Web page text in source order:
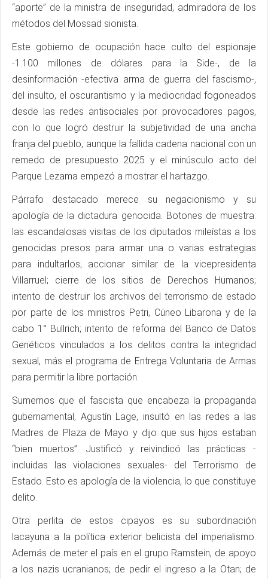
“aporte” de la ministra de inseguridad, admiradora de los
métodos del Mossad sionista.
Este gobierno de ocupación hace culto del espionaje
-1.100 millones de dólares para la Side-, de la
desinformación -efectiva arma de guerra del fascismo-,
del insulto, el oscurantismo y la mediocridad fogoneados
desde las redes antisociales por provocadores pagos,
con lo que logró destruir la subjetividad de una ancha
franja del pueblo, aunque la fallida cadena nacional con un
remedo de presupuesto 2025 y el minúsculo acto del
Parque Lezama empezó a mostrar el hartazgo.
Párrafo destacado merece su negacionismo y su
apología de la dictadura genocida. Botones de muestra:
las escandalosas visitas de los diputados mileístas a los
genocidas presos para armar una o varias estrategias
para indultarlos; accionar similar de la vicepresidenta
Villarruel; cierre de los sitios de Derechos Humanos;
intento de destruir los archivos del terrorismo de estado
por parte de los ministros Petri, Cúneo Libarona y de la
cabo 1° Bullrich; intento de reforma del Banco de Datos
Genéticos vinculados a los delitos contra la integridad
sexual, más el programa de Entrega Voluntaria de Armas
para permitir la libre portación.
Sumemos que el fascista que encabeza la propaganda
gubernamental, Agustín Lage, insultó en las redes a las
Madres de Plaza de Mayo y dijo que sus hijos estaban
“bien muertos”. Justificó y reivindicó las prácticas -
incluidas las violaciones sexuales- del Terrorismo de
Estado. Esto es apología de la violencia, lo que constituye
delito.
Otra perlita de estos cipayos es su subordinación
lacayuna a la política exterior belicista del imperialismo.
Además de meter el país en el grupo Ramstein, de apoyo
a los nazis ucranianos; de pedir el ingreso a la Otan; de